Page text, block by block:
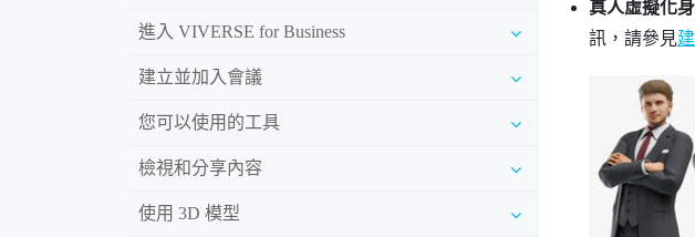
進入 VIVERSE for Business
建立並加入會議
您可以使用的工具
檢視和分享內容
使用 3D 模型
真人虛擬化身
訊，請參見